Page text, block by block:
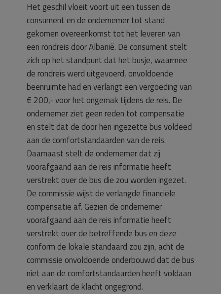
Het geschil vloeit voort uit een tussen de
consument en de ondernemer tot stand
gekomen overeenkomst tot het leveren van
een rondreis door Albanië. De consument stelt
zich op het standpunt dat het busje, waarmee
de rondreis werd uitgevoerd, onvoldoende
beenruimte had en verlangt een vergoeding van
€ 200,- voor het ongemak tijdens de reis. De
ondernemer ziet geen reden tot compensatie
en stelt dat de door hen ingezette bus voldeed
aan de comfortstandaarden van de reis.
Daarnaast stelt de ondernemer dat zij
voorafgaand aan de reis informatie heeft
verstrekt over de bus die zou worden ingezet.
De commissie wijst de verlangde financiële
compensatie af. Gezien de ondernemer
voorafgaand aan de reis informatie heeft
verstrekt over de betreffende bus en deze
conform de lokale standaard zou zijn, acht de
commissie onvoldoende onderbouwd dat de bus
niet aan de comfortstandaarden heeft voldaan
en verklaart de klacht ongegrond.